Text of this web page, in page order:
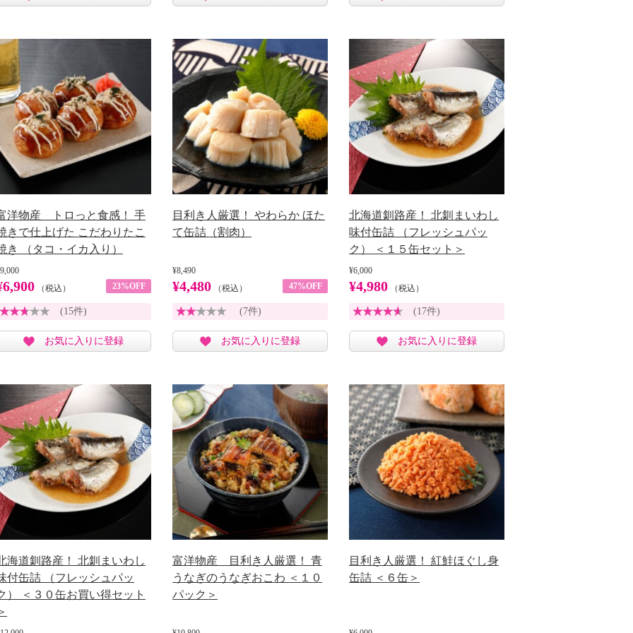
洋物産 トロっと食感！ 手
きで仕上げた こだわりたこ
き （タコ・イカ入り）
（税込） 23%OFF
(15件)
お気に入りに登録
目利き人厳選！ やわらか ほた
て缶詰（割肉）
¥8,490
¥4,480 （税込） 47%OFF
(7件)
お気に入りに登録
北海道釧路産！ 北釧まいわし
味付缶詰 （フレッシュパッ
ク） ＜１５缶セット＞
¥6,000
¥4,980 （税込）
(17件)
お気に入りに登録
海道釧路産！ 北釧まいわし
付缶詰 （フレッシュパッ
） ＜３０缶お買い得セット
富洋物産 目利き人厳選！ 青
うなぎのうなぎおこわ ＜１０
パック＞
目利き人厳選！ 紅鮭ほぐし身
缶詰 ＜６缶＞